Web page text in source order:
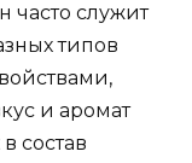
часто служит
типов
и аромат
состав